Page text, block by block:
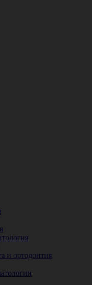
и ортодонтия